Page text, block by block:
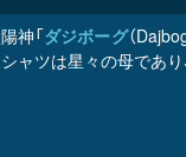
神「ダジボーグ（
ツは星々の母であ